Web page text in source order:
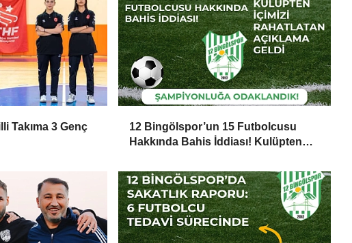
Takıma 3 Genç
12 Bingölspor’un 15 Futbolcusu
Hakkında Bahis İddiası! Kulüpten